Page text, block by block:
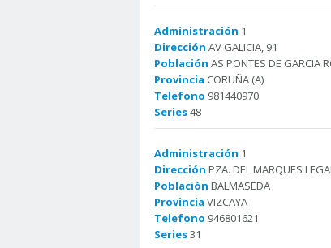
Administración 1
Dirección AV GALICIA, 91
Población AS PONTES DE GARCIA
Provincia CORUÑA (A)
Telefono 981440970
Series48
Administración 1
Dirección PZA. DEL MARQUES
Población BALMASEDA
Provincia VIZCAYA
Telefono 946801621
Series31